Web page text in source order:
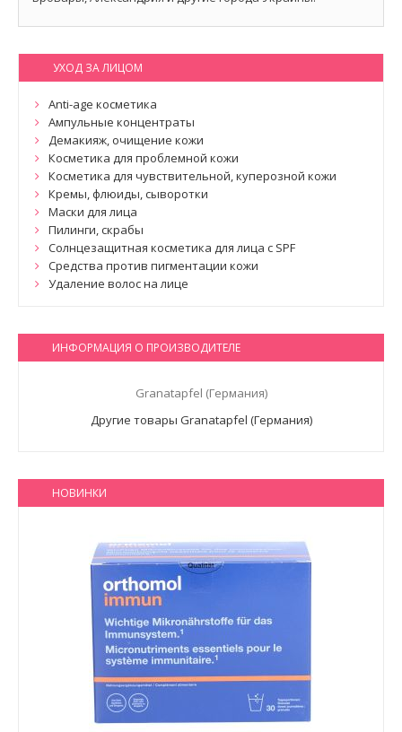
УХОД ЗА ЛИЦОМ
Anti-age косметика
Ампульные концентраты
Демакияж, очищение кожи
Косметика для проблемной кожи
Косметика для чувствительной, куперозной кожи
Кремы, флюиды, сыворотки
Маски для лица
Пилинги, скрабы
Солнцезащитная косметика для лица с SPF
Средства против пигментации кожи
Удаление волос на лице
ИНФОРМАЦИЯ О ПРОИЗВОДИТЕЛЕ
Granatapfel (Германия)
Другие товары Granatapfel (Германия)
НОВИНКИ